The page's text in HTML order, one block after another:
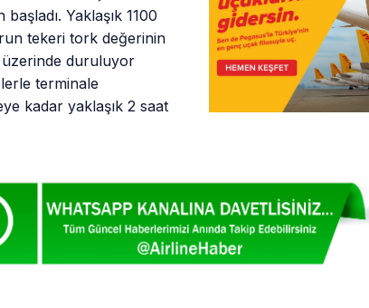
Yaklaşık 1100
tekeri tork değerinin
üzerinde duruluyor
terminale
kadar yaklaşık 2 saat